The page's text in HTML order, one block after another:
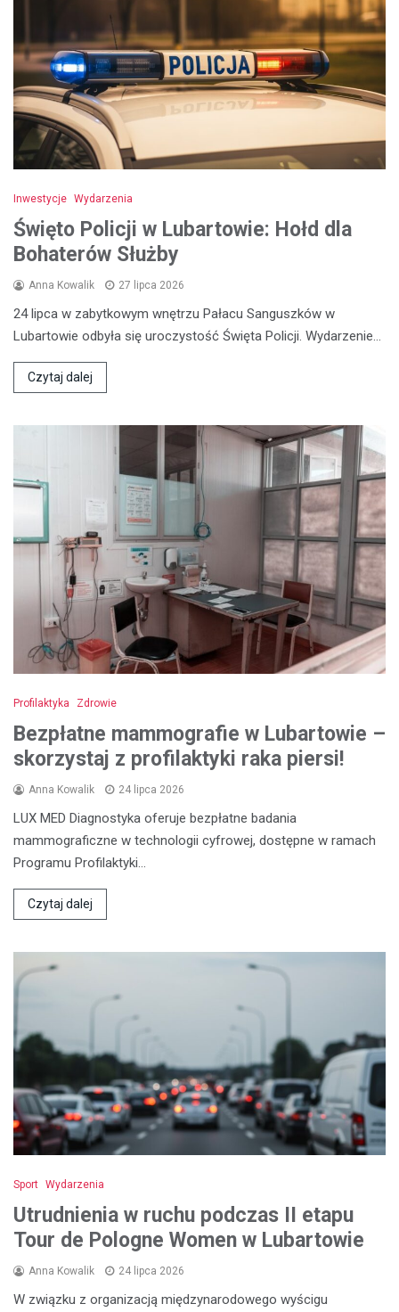
Inwestycje Wydarzenia
Święto Policji w Lubartowie: Hołd dla
Bohaterów Służby
Anna Kowalik 27 lipca 2026
24 lipca w zabytkowym wnętrzu Pałacu Sanguszków w
Lubartowie odbyła się uroczystość Święta Policji. Wydarzenie…
Czytaj dalej
Profilaktyka Zdrowie
Bezpłatne mammografie w Lubartowie –
skorzystaj z profilaktyki raka piersi!
Anna Kowalik 24 lipca 2026
LUX MED Diagnostyka oferuje bezpłatne badania
mammograficzne w technologii cyfrowej, dostępne w ramach
Programu Profilaktyki…
Czytaj dalej
Sport Wydarzenia
Utrudnienia w ruchu podczas II etapu
Tour de Pologne Women w Lubartowie
Anna Kowalik 24 lipca 2026
W związku z organizacją międzynarodowego wyścigu